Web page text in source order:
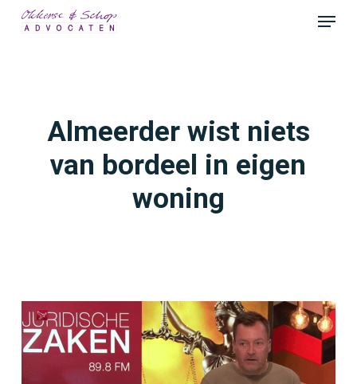
Skip
Menu
Almeerder wist niets
van bordeel in eigen
woning